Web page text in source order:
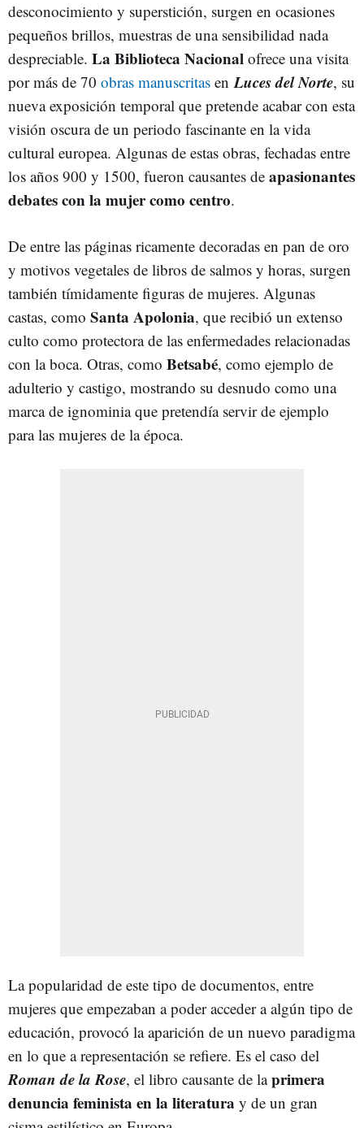
desconocimiento y superstición, surgen en ocasiones
pequeños brillos, muestras de una sensibilidad nada
despreciable. La Biblioteca Nacional ofrece una visita
por más de 70 obras manuscritas enLuces del Norte, su
nueva exposición temporal que pretende acabar con esta
visión oscura de un periodo fascinante en la vida
cultural europea. Algunas de estas obras, fechadas entre
los años 900 y 1500, fueron causantes de apasionantes
debates con la mujer como centro.
De entre las páginas ricamente decoradas en pan de oro
y motivos vegetales de libros de salmos y horas, surgen
también tímidamente figuras de mujeres. Algunas
castas, como Santa Apolonia, que recibió un extenso
culto como protectora de las enfermedades relacionadas
con la boca. Otras, como Betsabé, como ejemplo de
adulterio y castigo, mostrando su desnudo como una
marca de ignominia que pretendía servir de ejemplo
para las mujeres de la época.
La popularidad de este tipo de documentos, entre
mujeres que empezaban a poder acceder a algún tipo de
educación, provocó la aparición de un nuevo paradigma
en lo que a representación se refiere. Es el caso del
Roman de la Rose, el libro causante de laprimera
denuncia feminista en la literatura y de un gran